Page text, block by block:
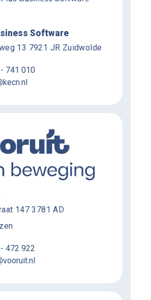
Software
13 7921 JR Zuidwolde
741 010
147 3781 AD
472 922